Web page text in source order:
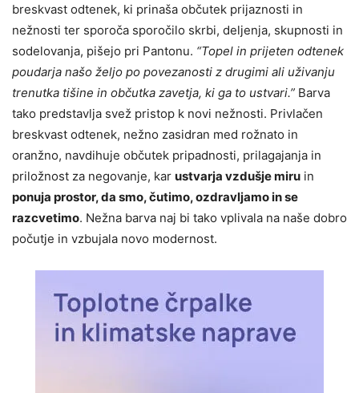
breskvast odtenek, ki prinaša občutek prijaznosti in
nežnosti ter sporoča sporočilo skrbi, deljenja, skupnosti in
sodelovanja, pišejo pri Pantonu. “Topel in prijeten odtenek
poudarja našo željo po povezanosti z drugimi ali uživanju
trenutka tišine in občutka zavetja, ki ga to ustvari.” Barva
tako predstavlja svež pristop k novi nežnosti. Privlačen
breskvast odtenek, nežno zasidran med rožnato in
oranžno, navdihuje občutek pripadnosti, prilagajanja in
priložnost za negovanje, kar ustvarja vzdušje miru in
ponuja prostor, da smo, čutimo, ozdravljamo in se
razcvetimo. Nežna barva naj bi tako vplivala na naše dobro
počutje in vzbujala novo modernost.